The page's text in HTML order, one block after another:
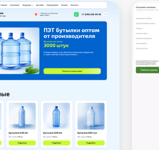
Оптимальный
Максимальный